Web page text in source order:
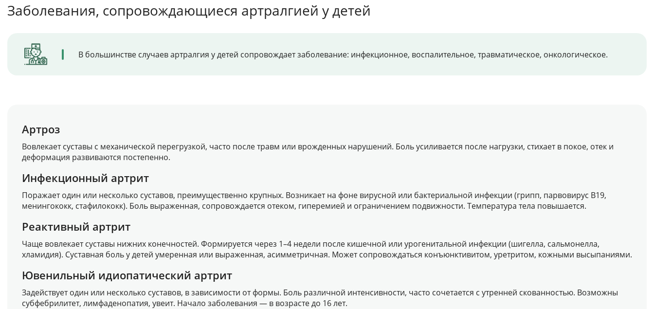
Заболевания, сопровождающиеся артралгией у детей
В большинстве случаев артралгия у детей сопровождает заболевание: инфекционное, воспалительное, травматическое, онкологическое.
Артроз
Вовлекает суставы с механической перегрузкой, часто после травм или врожденных нарушений. Боль усиливается после нагрузки, стихает в покое, отек и
деформация развиваются постепенно.
Инфекционный артрит
Поражает один или несколько суставов, преимущественно крупных. Возникает на фоне вирусной или бактериальной инфекции (грипп, парвовирус B19,
менингококк, стафилококк). Боль выраженная, сопровождается отеком, гиперемией и ограничением подвижности. Температура тела повышается.
Реактивный артрит
Чаще вовлекает суставы нижних конечностей. Формируется через 1–4 недели после кишечной или урогенитальной инфекции (шигелла, сальмонелла,
хламидия). Суставная боль у детей умеренная или выраженная, асимметричная. Может сопровождаться конъюнктивитом, уретритом, кожными высыпаниями.
Ювенильный идиопатический артрит
Задействует один или несколько суставов, в зависимости от формы. Боль различной интенсивности, часто сочетается с утренней скованностью. Возможны
субфебрилитет, лимфаденопатия, увеит. Начало заболевания — в возрасте до 16 лет.